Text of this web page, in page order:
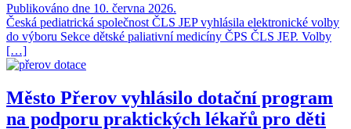
Publikováno dne 10. června 2026.
Česká pediatrická společnost ČLS JEP vyhlásila elektronické volby
do výboru Sekce dětské paliativní medicíny ČPS ČLS JEP. Volby
[…]
Město Přerov vyhlásilo dotační program
na podporu praktických lékařů pro děti